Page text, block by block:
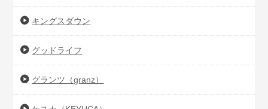
キングスダウン
グッドライフ
グランツ（granz）